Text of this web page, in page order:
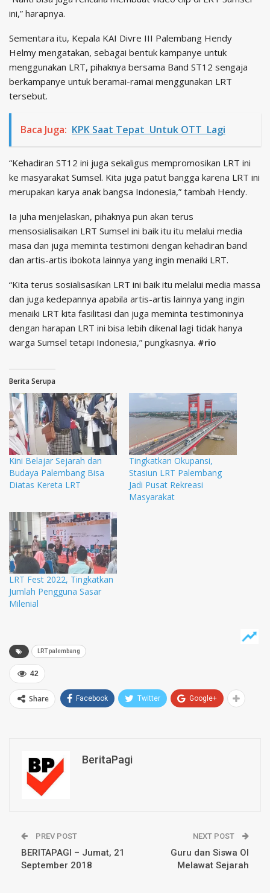
ini,” harapnya.
Sementara itu, Kepala KAI Divre III Palembang Hendy
Helmy mengatakan, sebagai bentuk kampanye untuk
menggunakan LRT, pihaknya bersama Band ST12 sengaja
berkampanye untuk beramai-ramai menggunakan LRT
tersebut.
Baca Juga: KPK Saat Tepat Untuk OTT Lagi
“Kehadiran ST12 ini juga sekaligus mempromosikan LRT ini
ke masyarakat Sumsel. Kita juga patut bangga karena LRT ini
merupakan karya anak bangsa Indonesia,” tambah Hendy.
Ia juha menjelaskan, pihaknya pun akan terus
mensosialisaikan LRT Sumsel ini baik itu itu melalui media
masa dan juga meminta testimoni dengan kehadiran band
dan artis-artis ibokota lainnya yang ingin menaiki LRT.
“Kita terus sosialisasikan LRT ini baik itu melalui media massa
dan juga kedepannya apabila artis-artis lainnya yang ingin
menaiki LRT kita fasilitasi dan juga meminta testimoninya
dengan harapan LRT ini bisa lebih dikenal lagi tidak hanya
warga Sumsel tetapi Indonesia,” pungkasnya. #rio
Berita Serupa
Kini Belajar Sejarah dan
Budaya Palembang Bisa
Diatas Kereta LRT
Tingkatkan Okupansi,
Stasiun LRT Palembang
Jadi Pusat Rekreasi
Masyarakat
LRT Fest 2022, Tingkatkan
Jumlah Pengguna Sasar
Milenial
LRT palembang
42
Share Facebook Twitter Google+
BeritaPagi
PREV POST
BERITAPAGI – Jumat, 21
September 2018
NEXT POST
Guru dan Siswa OI
Melawat Sejarah